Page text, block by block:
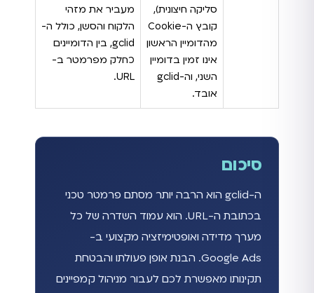
סליקה חיצונית),
קובץ ה-Cookie
מהדומיין הראשון
אינו זמין בדומיין
השני, וה-gclid
אובד.
מעביר את מזהי
הלקוח והסשן, כולל ה-
gclid, בין הדומיינים
כחלק מפרמטר ב-
URL.
סיכום
ה-gclid הוא הרבה יותר מסתם פרמטר טכני
בכתובת ה-URL. הוא עמוד השדרה של כל
מערך מדידה ואופטימיזציה מקצועי ב-
Google Ads. הבנת אופן פעולתו והבטחת
תקינותו מאפשרת לכם לעבור מניהול קמפיינים